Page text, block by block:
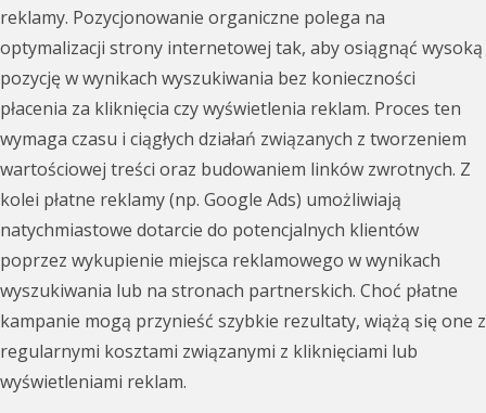
reklamy. Pozycjonowanie organiczne polega na
optymalizacji strony internetowej tak, aby osiągnąć wysoką
pozycję w wynikach wyszukiwania bez konieczności
płacenia za kliknięcia czy wyświetlenia reklam. Proces ten
wymaga czasu i ciągłych działań związanych z tworzeniem
wartościowej treści oraz budowaniem linków zwrotnych. Z
kolei płatne reklamy (np. Google Ads) umożliwiają
natychmiastowe dotarcie do potencjalnych klientów
poprzez wykupienie miejsca reklamowego w wynikach
wyszukiwania lub na stronach partnerskich. Choć płatne
kampanie mogą przynieść szybkie rezultaty, wiążą się one z
regularnymi kosztami związanymi z kliknięciami lub
wyświetleniami reklam.